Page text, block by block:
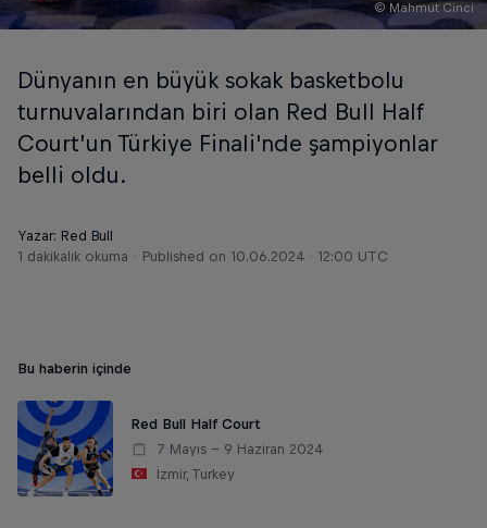
© Mahmut Cinci
Dünyanın en büyük sokak basketbolu
turnuvalarından biri olan Red Bull Half
Court’un Türkiye Finali'nde şampiyonlar
belli oldu.
Yazar: Red Bull
1 dakikalık okuma
Published on 10.06.2024 · 12:00 UTC
Bu haberin içinde
Red Bull Half Court
7 Mayıs – 9 Haziran 2024
İzmir, Turkey